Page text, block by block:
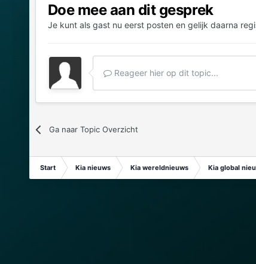
Doe mee aan dit gesprek
Je kunt als gast nu eerst posten en gelijk daarna
Reageer hier op dit topic...
Ga naar Topic Overzicht
Start Kia nieuws Kia wereldnieuws Kia global